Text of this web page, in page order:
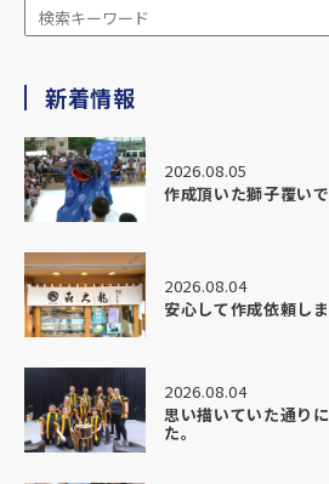
2026.04.28
うございました。
納期がかなりタイトな中でのご相談に
最初から最後までとても丁寧にご対
任せすることができました。
こちらの想いや背景までしっかり汲み
ただ「作る」だけではなく、意味のあ
完成した部旗は想像以上の仕上がりで
色味や迫力、質感すべてにおいて本当
新着情報
2026.08.05
作成頂いた獅子覆いで
2026.08.04
安心して作成依頼しま
2026.08.04
思い描いていた通り
た。